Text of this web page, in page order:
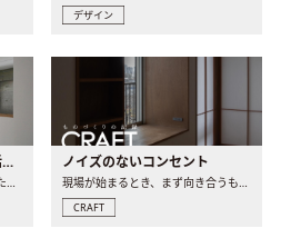
デザイン
動かせない柱はおしゃれに活用！柱を魅せるリノベーション(リノベ)4選
間取り変更を検討する際に、たびたび皆さんの頭を悩ませる動か..
ノイズのないコンセント
現場が始まるとき、まず向き合うものの一つがコンセントです..
CRAFT